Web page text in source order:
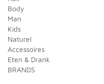
Body
Man
Kids
Naturel
Accessoires
Eten & Drank
BRANDS